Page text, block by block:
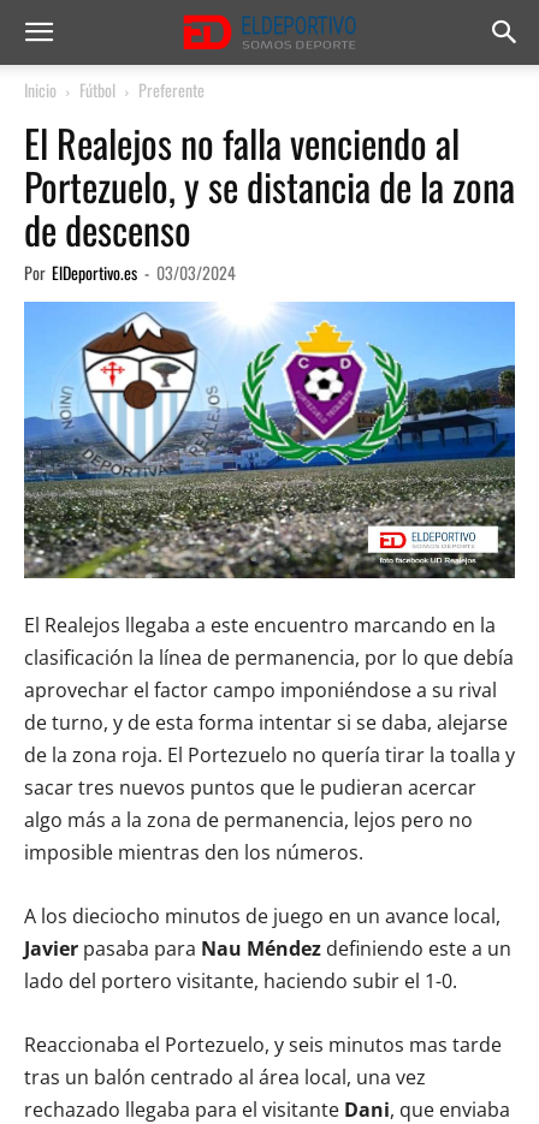
Inicio Fútbol Preferente
El Realejos no falla venciendo al
Portezuelo, y se distancia de la zona
de descenso
Por ElDeportivo.es - 03/03/2024
El Realejos llegaba a este encuentro marcando en la
clasificación la línea de permanencia, por lo que debía
aprovechar el factor campo imponiéndose a su rival
de turno, y de esta forma intentar si se daba, alejarse
de la zona roja. El Portezuelo no quería tirar la toalla y
sacar tres nuevos puntos que le pudieran acercar
algo más a la zona de permanencia, lejos pero no
imposible mientras den los números.
A los dieciocho minutos de juego en un avance local,
Javier pasaba para Nau Méndez definiendo este a un
lado del portero visitante, haciendo subir el 1-0.
Reaccionaba el Portezuelo, y seis minutos mas tarde
tras un balón centrado al área local, una vez
rechazado llegaba para el visitante Dani, que enviaba